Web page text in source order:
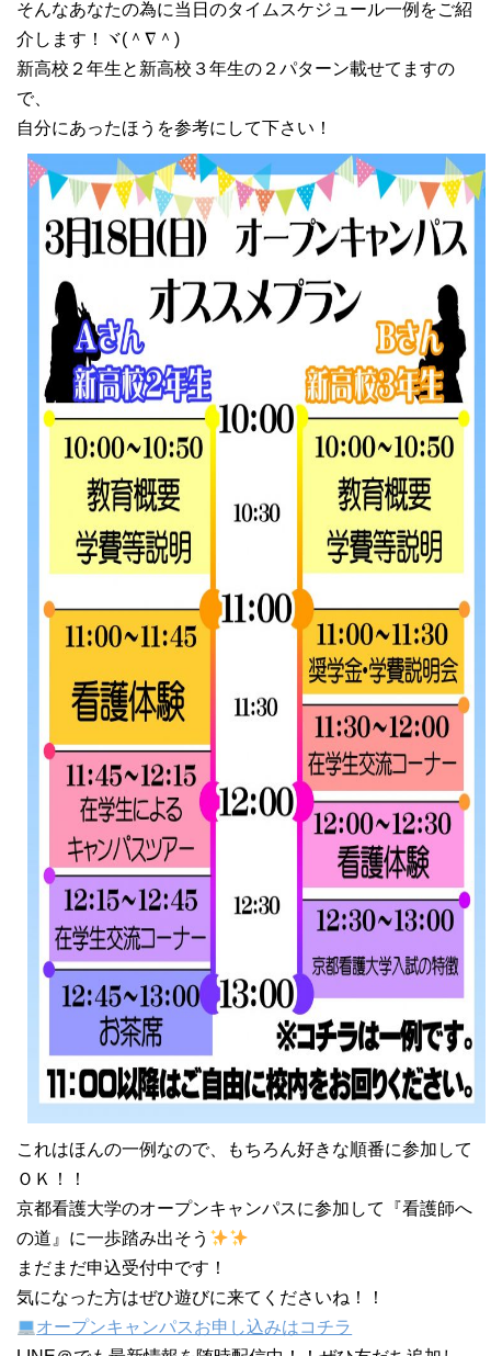
そんなあなたの為に当日のタイムスケジュール一例をご紹
介します！ヾ(＾∇＾)
新高校２年生と新高校３年生の２パターン載せてますの
で、
自分にあったほうを参考にして下さい！
これはほんの一例なので、もちろん好きな順番に参加して
ＯＫ！！
京都看護大学のオープンキャンパスに参加して『看護師へ
の道』に一歩踏み出そう
まだまだ申込受付中です！
気になった方はぜひ遊びに来てくださいね！！
オープンキャンパスお申し込みはコチラ